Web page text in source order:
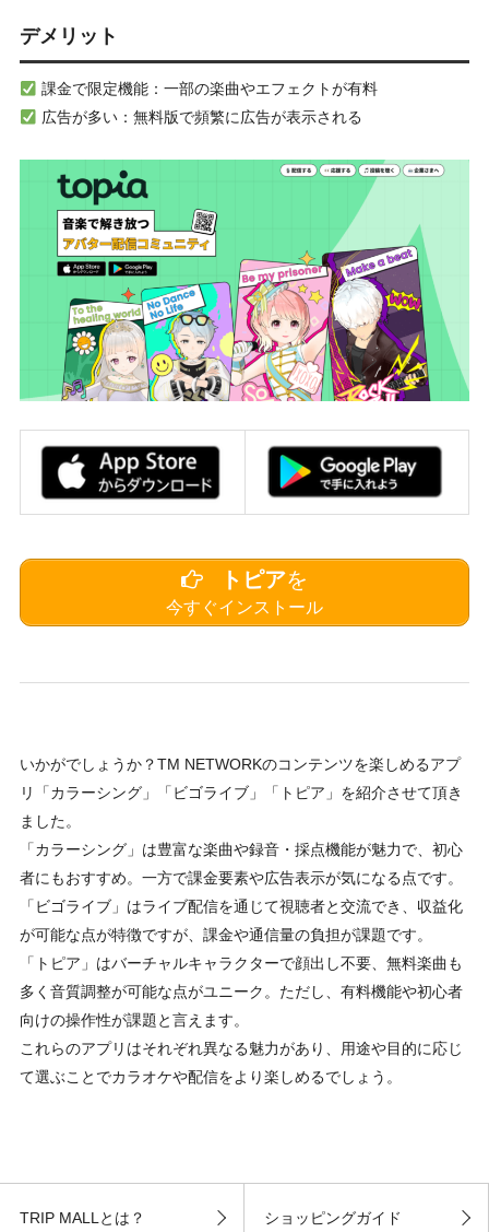
デメリット
課金で限定機能：一部の楽曲やエフェクトが有料
広告が多い：無料版で頻繁に広告が表示される
トピアを
今すぐインストール
いかがでしょうか？TM NETWORKのコンテンツを楽しめるアプ
リ「カラーシング」「ビゴライブ」「トピア」を紹介させて頂き
ました。
「カラーシング」は豊富な楽曲や録音・採点機能が魅力で、初心
者にもおすすめ。一方で課金要素や広告表示が気になる点です。
「ビゴライブ」はライブ配信を通じて視聴者と交流でき、収益化
が可能な点が特徴ですが、課金や通信量の負担が課題です。
「トピア」はバーチャルキャラクターで顔出し不要、無料楽曲も
多く音質調整が可能な点がユニーク。ただし、有料機能や初心者
向けの操作性が課題と言えます。
これらのアプリはそれぞれ異なる魅力があり、用途や目的に応じ
て選ぶことでカラオケや配信をより楽しめるでしょう。
TRIP MALLとは？ ショッピングガイド